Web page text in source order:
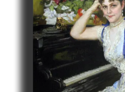
Альберт Кейп
Альфред Валберг
Александр Иванов
Андре Дерен
Анри Матисс
Бернардо Беллотто
Валентин Серов